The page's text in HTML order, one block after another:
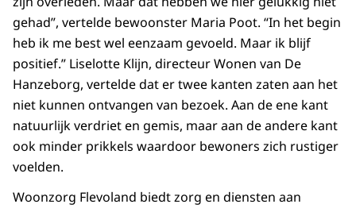
gehad”, vertelde bewoonster Maria Poot. “In het begin
heb ik me best wel eenzaam gevoeld. Maar ik blijf
positief.” Liselotte Klijn, directeur Wonen van De
Hanzeborg, vertelde dat er twee kanten zaten aan het
niet kunnen ontvangen van bezoek. Aan de ene kant
natuurlijk verdriet en gemis, maar aan de andere kant
ook minder prikkels waardoor bewoners zich rustiger
voelden.
Woonzorg Flevoland biedt zorg en diensten aan